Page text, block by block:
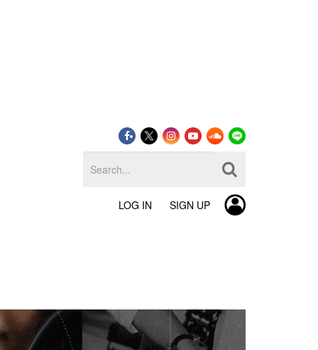
LOG IN SIGN UP